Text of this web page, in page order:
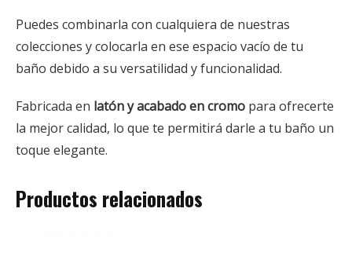
Puedes combinarla con cualquiera de nuestras
colecciones y colocarla en ese espacio vacío de tu
baño debido a su versatilidad y funcionalidad.
Fabricada en latón y acabado en cromo para ofrecerte
la mejor calidad, lo que te permitirá darle a tu baño un
toque elegante.
Productos relacionados